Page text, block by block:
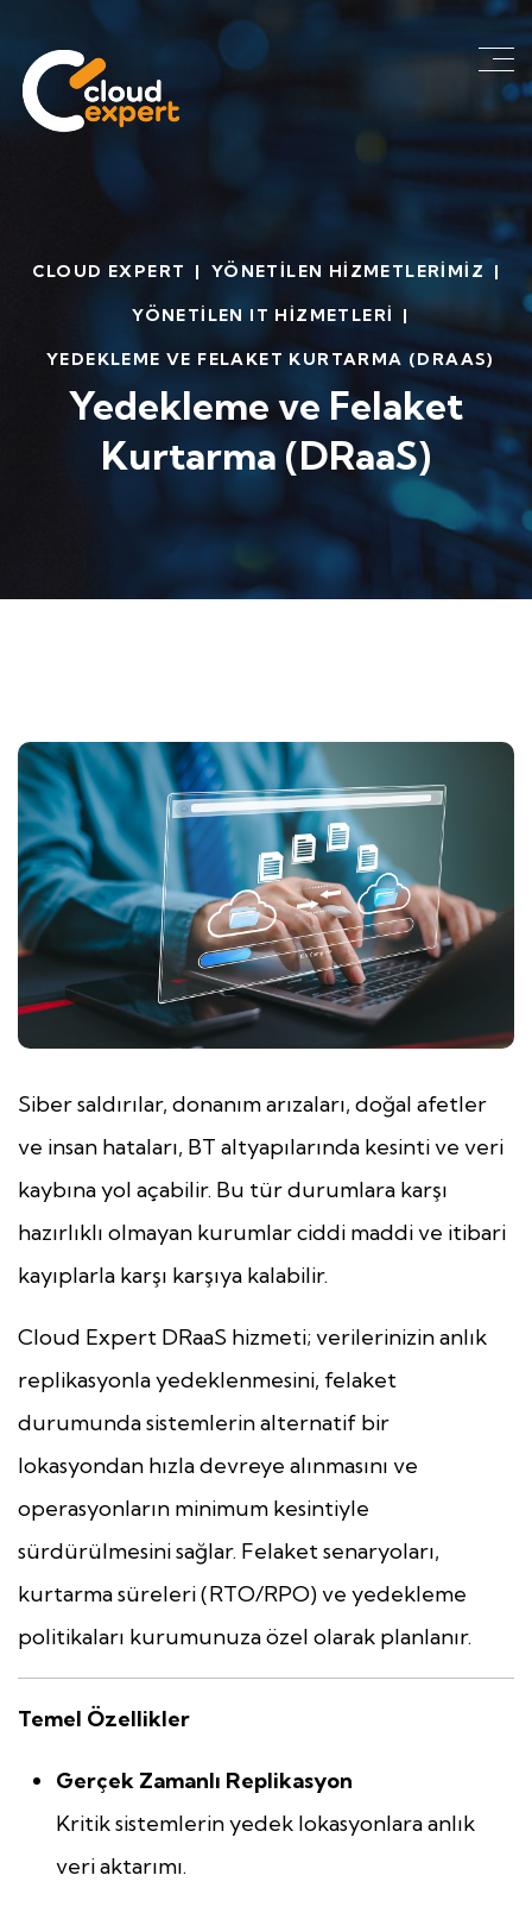
CLOUD EXPERT | YÖNETILEN HIZMETLERIMIZ |
YÖNETILEN IT HIZMETLERI |
YEDEKLEME VE FELAKET KURTARMA (DRAAS)
Yedekleme ve Felaket
Kurtarma (DRaaS)
Siber saldırılar, donanım arızaları, doğal afetler
ve insan hataları, BT altyapılarında kesinti ve veri
kaybına yol açabilir. Bu tür durumlara karşı
hazırlıklı olmayan kurumlar ciddi maddi ve itibari
kayıplarla karşı karşıya kalabilir.
Cloud Expert DRaaS hizmeti; verilerinizin anlık
replikasyonla yedeklenmesini, felaket
durumunda sistemlerin alternatif bir
lokasyondan hızla devreye alınmasını ve
operasyonların minimum kesintiyle
sürdürülmesini sağlar. Felaket senaryoları,
kurtarma süreleri (RTO/RPO) ve yedekleme
politikaları kurumunuza özel olarak planlanır.
Temel Özellikler
Gerçek Zamanlı Replikasyon
Kritik sistemlerin yedek lokasyonlara anlık
veri aktarımı.